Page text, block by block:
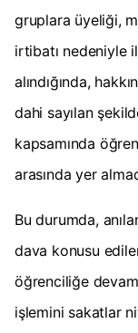
gruplara üyeliği,
irtibatı nedeniyle
alındığında,
dahi sayılan
kapsamında
arasında yer
Bu durumda,
dava konusu
öğrenciliğe
işlemini sakatlar